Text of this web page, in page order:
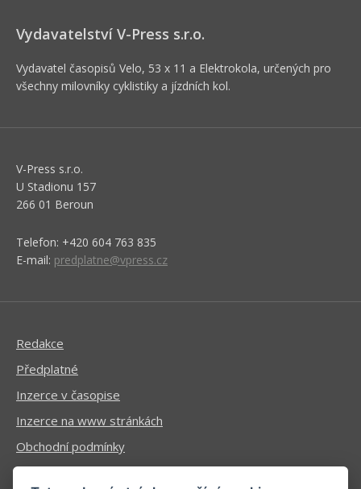
Vydavatelství V-Press s.r.o.
Vydavatel časopisů Velo, 53 x 11 a Elektrokola, určených pro
všechny milovníky cyklistiky a jízdních kol.
V-Press s.r.o.
U Stadionu 157
266 01 Beroun
Telefon: +420 604 763 835
E-mail: predplatne@vpress.cz
Redakce
Předplatné
Inzerce v časopise
Inzerce na www stránkách
Obchodní podmínky
Ochrana osobních údajů